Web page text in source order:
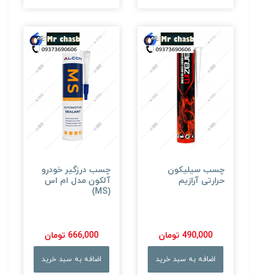
چسب سیلیکون
حرارتی آرازیم
490,000 تومان
اضافه به سبد خرید
چسب درزگیر خودرو
آلکون مدل ام اس
(MS)
666,000 تومان
اضافه به سبد خرید